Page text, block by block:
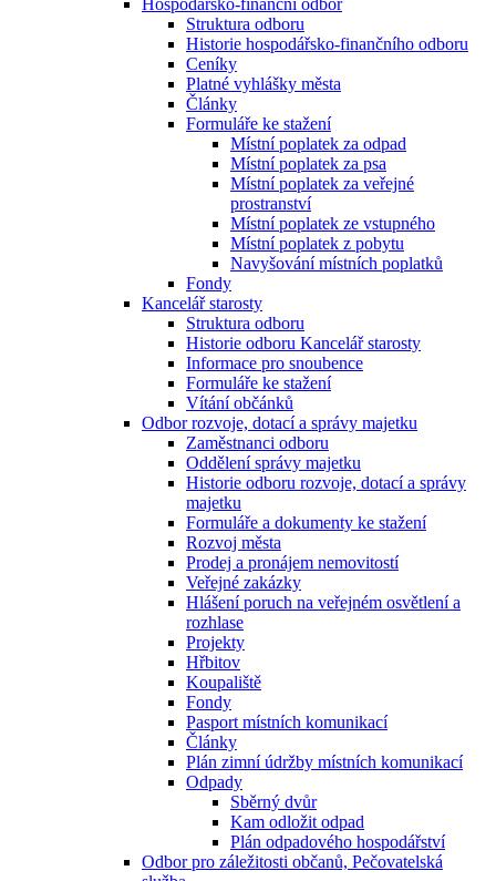
Hospodářsko-finanční odbor
Struktura odboru
Historie hospodářsko-finančního odboru
Ceníky
Platné vyhlášky města
Články
Formuláře ke stažení
Místní poplatek za odpad
Místní poplatek za psa
Místní poplatek za veřejné
prostranství
Místní poplatek ze vstupného
Místní poplatek z pobytu
Navyšování místních poplatků
Fondy
Kancelář starosty
Struktura odboru
Historie odboru Kancelář starosty
Informace pro snoubence
Formuláře ke stažení
Vítání občánků
Odbor rozvoje, dotací a správy majetku
Zaměstnanci odboru
Oddělení správy majetku
Historie odboru rozvoje, dotací a správy
majetku
Formuláře a dokumenty ke stažení
Rozvoj města
Prodej a pronájem nemovitostí
Veřejné zakázky
Hlášení poruch na veřejném osvětlení a
rozhlase
Projekty
Hřbitov
Koupaliště
Fondy
Pasport místních komunikací
Články
Plán zimní údržby místních komunikací
Odpady
Sběrný dvůr
Kam odložit odpad
Plán odpadového hospodářství
Odbor pro záležitosti občanů, Pečovatelská